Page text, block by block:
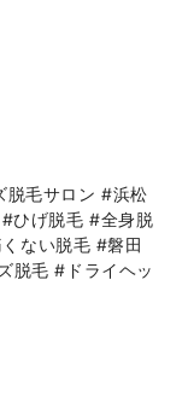
脱毛サロン #浜松
ひげ脱毛 #全身脱
ない脱毛 #磐田
脱毛 #ドライヘッ